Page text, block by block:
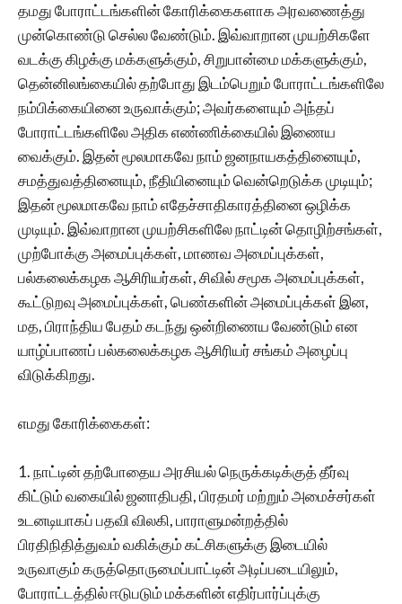
தமது போராட்டங்களின் கோரிக்கைகளாக அரவணைத்து
முன்கொண்டு செல்ல வேண்டும். இவ்வாறான முயற்சிகளே
வடக்கு கிழக்கு மக்களுக்கும், சிறுபான்மை மக்களுக்கும்,
தென்னிலங்கையில் தற்போது இடம்பெறும் போராட்டங்களிலே
நம்பிக்கையினை உருவாக்கும்; அவர்களையும் அந்தப்
போராட்டங்களிலே அதிக எண்ணிக்கையில் இணைய
வைக்கும். இதன் மூலமாகவே நாம் ஜனநாயகத்தினையும்,
சமத்துவத்தினையும், நீதியினையும் வென்றெடுக்க முடியும்;
இதன் மூலமாகவே நாம் எதேச்சாதிகாரத்தினை ஒழிக்க
முடியும். இவ்வாறான‌ முயற்சிகளிலே நாட்டின் தொழிற்சங்கள்,
முற்போக்கு அமைப்புக்கள், மாணவ அமைப்புக்கள்,
பல்கலைக்கழக ஆசிரியர்கள், சிவில் சமூக அமைப்புக்கள்,
கூட்டுறவு அமைப்புக்கள், பெண்களின் அமைப்புக்கள் இன,
மத, பிராந்திய பேதம் கடந்து ஒன்றிணைய வேண்டும் என
யாழ்ப்பாணப் பல்கலைக்கழக ஆசிரியர் சங்கம் அழைப்பு
விடுக்கிறது.
எமது கோரிக்கைகள்:
1. நாட்டின் தற்போதைய அரசியல் நெருக்கடிக்குத் தீர்வு
கிட்டும் வகையில் ஜனாதிபதி, பிரதமர் மற்றும் அமைச்சர்கள்
உடனடியாகப் பதவி விலகி, பாராளுமன்றத்தில்
பிரதிநிதித்துவம் வகிக்கும் கட்சிகளுக்கு இடையில்
உருவாகும் கருத்தொருமைப்பாட்டின் அடிப்படையிலும்,
போராட்டத்தில் ஈடுபடும் மக்களின் எதிர்பார்ப்புக்கு